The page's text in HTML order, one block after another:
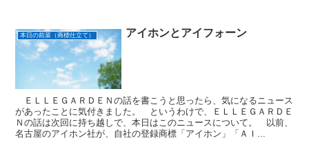
本日の前菜（商標仕立て） アイホンとアイフォーン
ＥＬＬＥＧＡＲＤＥＮの話を書こうと思ったら、気になるニュース
があったことに気付きました。 というわけで、ＥＬＬＥＧＡＲＤＥ
Ｎの話は次回に持ち越しで、本日はこのニュースについて。 以前、
名古屋のアイホン社が、自社の登録商標「アイホン」「ＡＩ...